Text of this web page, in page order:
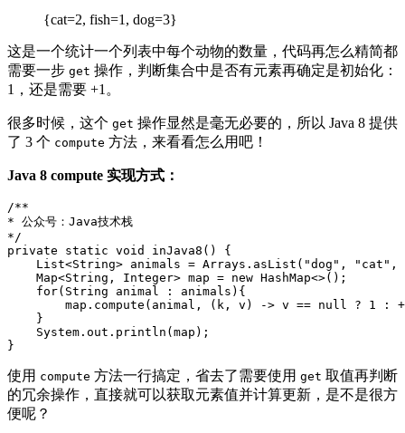
{cat=2, fish=1, dog=3}
这是一个统计一个列表中每个动物的数量，代码再怎么精简都
需要一步 get 操作，判断集合中是否有元素再确定是初始化：
1，还是需要 +1。
很多时候，这个 get 操作显然是毫无必要的，所以 Java 8 提供
了 3 个 compute 方法，来看看怎么用吧！
Java 8 compute 实现方式：
/**
* 公众号：Java技术栈
*/
private
static void inJava8 ()
{
List<String> animals = Arrays . asList ( "dog" , "cat" ,
Map<String , Integer> map = new HashMap<>();
for( String animal : animals ){
map . compute ( animal , ( k , v ) -> v == null ? 1 :
}
System . out . println (map );
}
使用 compute 方法一行搞定，省去了需要使用 get 取值再判断
的冗余操作，直接就可以获取元素值并计算更新，是不是很方
便呢？